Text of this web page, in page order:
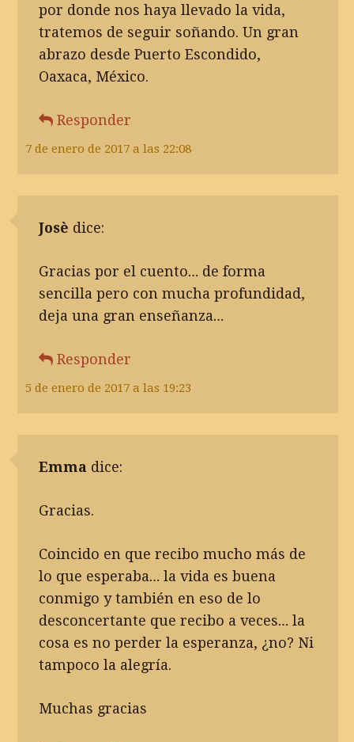
7 de enero de 2017 a las 22:08
por donde nos haya llevado la vida,
tratemos de seguir soñando. Un gran
abrazo desde Puerto Escondido,
Oaxaca, México.
Responder
Josè dice:
5 de enero de 2017 a las 19:23
Gracias por el cuento… de forma
sencilla pero con mucha profundidad,
deja una gran enseñanza…
Responder
Emma dice:
Gracias.
Coincido en que recibo mucho más de
lo que esperaba… la vida es buena
conmigo y también en eso de lo
desconcertante que recibo a veces… la
cosa es no perder la esperanza, ¿no? Ni
tampoco la alegría.
Muchas gracias